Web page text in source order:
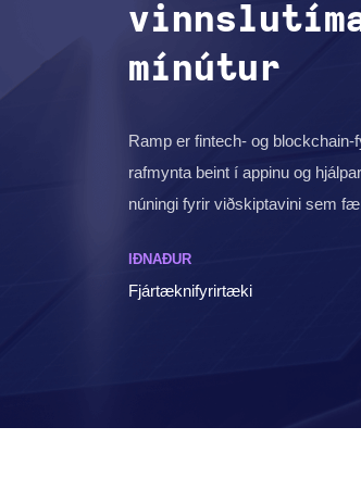
mínútur
Ramp er fintech- og
rafmynta beint í appinu og
núningi fyrir viðskiptavini sem
IÐNAÐUR
Fjártæknifyrirtæki